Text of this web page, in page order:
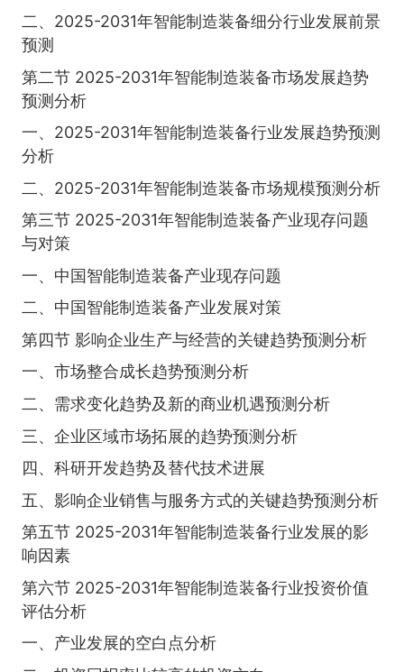
二、2025-2031年智能制造装备细分行业发展前景
预测
第二节 2025-2031年智能制造装备市场发展趋势
预测分析
一、2025-2031年智能制造装备行业发展趋势预测
分析
二、2025-2031年智能制造装备市场规模预测分析
第三节 2025-2031年智能制造装备产业现存问题
与对策
一、中国智能制造装备产业现存问题
二、中国智能制造装备产业发展对策
第四节 影响企业生产与经营的关键趋势预测分析
一、市场整合成长趋势预测分析
二、需求变化趋势及新的商业机遇预测分析
三、企业区域市场拓展的趋势预测分析
四、科研开发趋势及替代技术进展
五、影响企业销售与服务方式的关键趋势预测分析
第五节 2025-2031年智能制造装备行业发展的影
响因素
第六节 2025-2031年智能制造装备行业投资价值
评估分析
一、产业发展的空白点分析